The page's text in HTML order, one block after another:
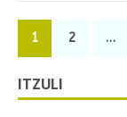
1 2 …
ITZULI